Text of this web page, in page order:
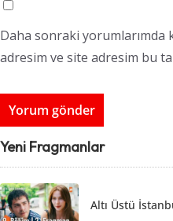
Daha sonraki yorumlarımda
adresim ve site adresim bu
Yeni Fragmanlar
Altı Üstü